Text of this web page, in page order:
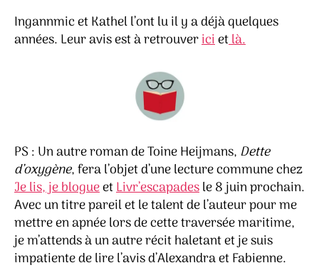
Ingannmic et Kathel l’ont lu il y a déjà quelques
années. Leur avis est à retrouvericietlà.
PS : Un autre roman de Toine Heijmans, Dette
d’oxygène, fera l’objet d’une lecture commune chez
Je lis, je blogueetLivr’escapadesle 8 juin prochain.
Avec un titre pareil et le talent de l’auteur pour me
mettre en apnée lors de cette traversée maritime,
je m’attends à un autre récit haletant et je suis
impatiente de lire l’avis d’Alexandra et Fabienne.